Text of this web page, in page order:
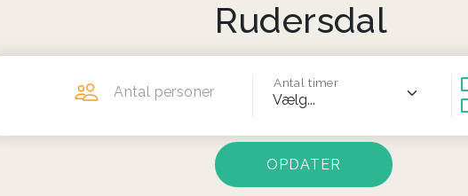
Rudersdal
Antal personer
Antal timer